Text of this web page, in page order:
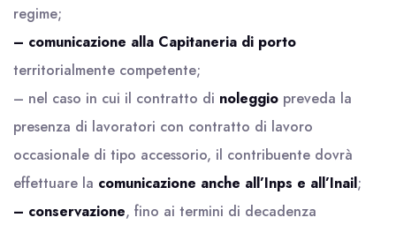
regime;
– comunicazione alla Capitaneria di porto
territorialmente competente;
– nel caso in cui il contratto di noleggio preveda la
presenza di lavoratori con contratto di lavoro
occasionale di tipo accessorio, il contribuente dovrà
effettuare la comunicazione anche all’Inps e all’Inail;
– conservazione, fino ai termini di decadenza